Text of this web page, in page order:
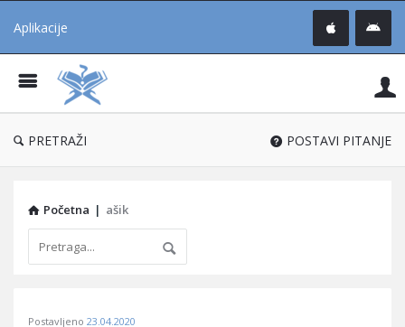
Aplikacije
®
PRETRAŽI POSTAVI PITANJE
Početna | ašik
Postavljeno 23.04.2020